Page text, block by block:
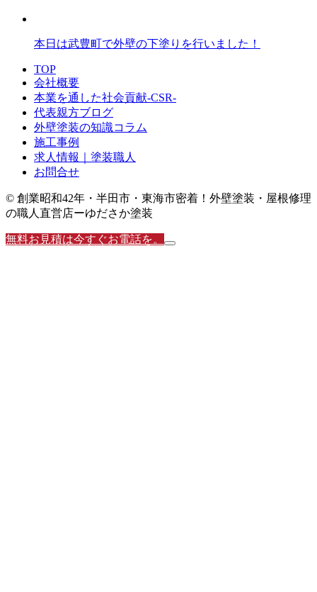
本日は武豊町で外壁の下塗りを行いました！
TOP
会社概要
本業を通した社会貢献-CSR-
代表親方ブログ
外壁塗装の知識コラム
施工事例
求人情報｜塗装職人
お問合せ
© 創業昭和42年・半田市・東海市密着！外壁塗装・屋根修理
の職人直営店ーゆださか塗装
無料お見積は今すぐお電話を。